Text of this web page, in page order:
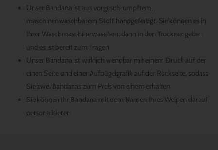
Unser Bandana ist aus vorgeschrumpftem,
maschinenwaschbarem Stoff handgefertigt. Sie können es in
Ihrer Waschmaschine waschen, dann in den Trockner geben
und es ist bereit zum Tragen
Unser Bandana ist wirklich wendbar mit einem Druck auf der
einen Seite und einer Aufbügelgrafik auf der Rückseite, sodass
Sie zwei Bandanas zum Preis von einem erhalten
Sie können Ihr Bandana mit dem Namen Ihres Welpen darauf
personalisieren